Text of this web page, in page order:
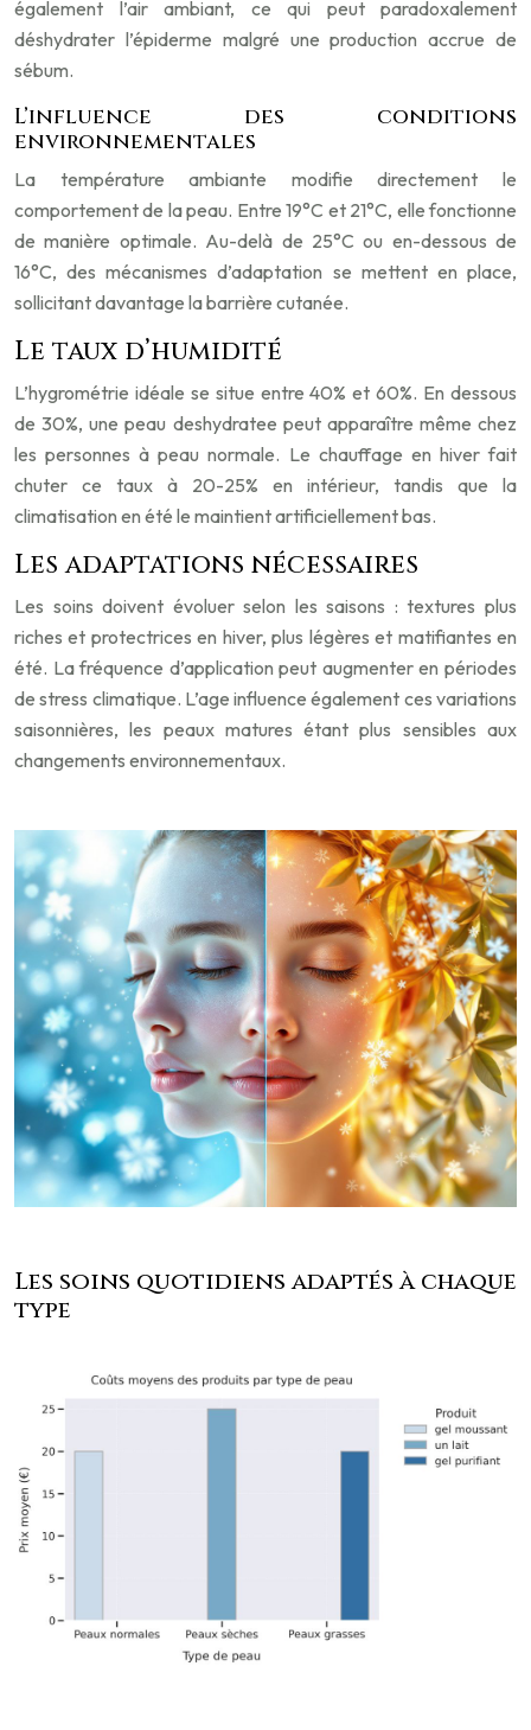
également l’air ambiant, ce qui peut paradoxalement
déshydrater l’épiderme malgré une production accrue de
sébum.
L’influence des conditions
environnementales
La température ambiante modifie directement le
comportement de la peau. Entre 19°C et 21°C, elle fonctionne
de manière optimale. Au-delà de 25°C ou en-dessous de
16°C, des mécanismes d’adaptation se mettent en place,
sollicitant davantage la barrière cutanée.
Le taux d’humidité
L’hygrométrie idéale se situe entre 40% et 60%. En dessous
de 30%, une peau deshydratee peut apparaître même chez
les personnes à peau normale. Le chauffage en hiver fait
chuter ce taux à 20-25% en intérieur, tandis que la
climatisation en été le maintient artificiellement bas.
Les adaptations nécessaires
Les soins doivent évoluer selon les saisons : textures plus
riches et protectrices en hiver, plus légères et matifiantes en
été. La fréquence d’application peut augmenter en périodes
de stress climatique. L’age influence également ces variations
saisonnières, les peaux matures étant plus sensibles aux
changements environnementaux.
Les soins quotidiens adaptés à chaque
type